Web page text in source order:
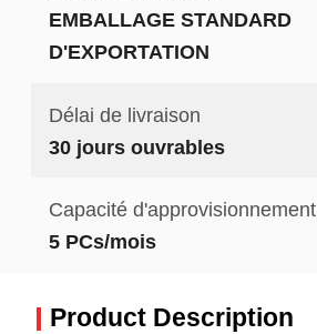
EMBALLAGE STANDARD
D'EXPORTATION
Délai de livraison
30 jours ouvrables
Capacité d'approvisionnement
5 PCs/mois
Product Description